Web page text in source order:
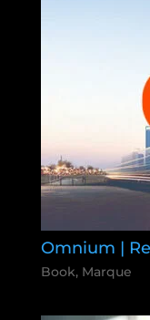
Omnium |
Book, Marque